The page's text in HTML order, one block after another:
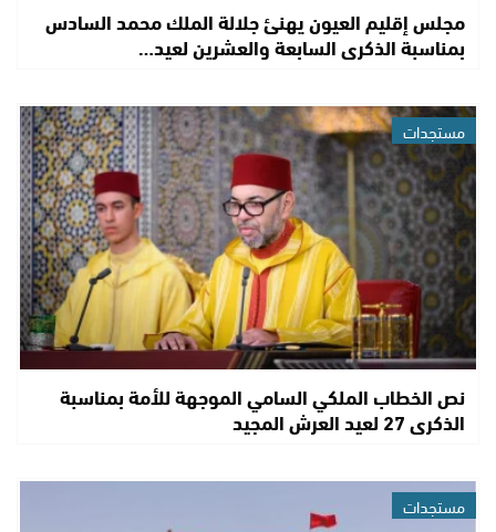
مجلس إقليم العيون يهنئ جلالة الملك محمد السادس
بمناسبة الذكرى السابعة والعشرين لعيد…
مستجدات
نص الخطاب الملكي السامي الموجهة للأمة بمناسبة
الذكرى 27 لعيد العرش المجيد
مستجدات